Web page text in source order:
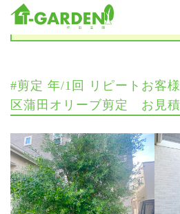
施工実績
#剪定 年/1回 リピートお客
区蒲田オリーブ剪定 お見